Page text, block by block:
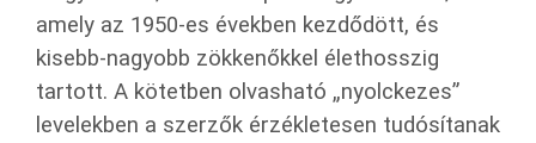
amely az 1950-es években kezdődött, és
kisebb-nagyobb zökkenőkkel élethosszig
tartott. A kötetben olvasható „nyolckezes”
levelekben a szerzők érzékletesen tudósítanak